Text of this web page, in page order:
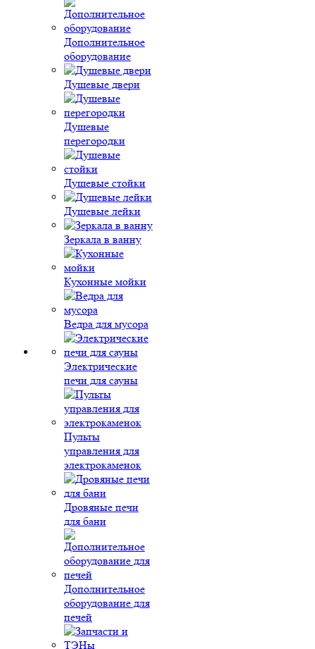
Дополнительное
оборудование
Душевые двери
Душевые
перегородки
Душевые стойки
Душевые лейки
Зеркала в ванну
Кухонные мойки
Ведра для мусора
Электрические
печи для сауны
Пульты
управления для
электрокаменок
Дровяные печи
для бани
Дополнительное
оборудование для
печей